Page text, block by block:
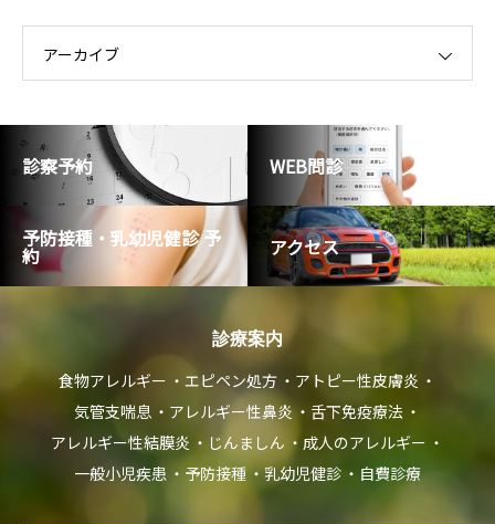
ー
アーカイブ
診察予約 WEB問診
予防接種・乳幼児健診 予
約 アクセス
診療案内
食物アレルギー エピペン処方
アトピー性皮膚炎
気管支喘息
アレルギー性鼻炎
舌下免疫療法
アレルギー性結膜炎
じんましん
成人のアレルギー
一般小児疾患
予防接種 乳幼児健診 自費診療